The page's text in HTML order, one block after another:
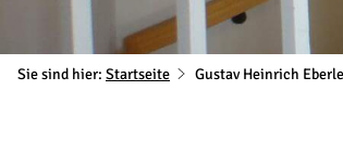
Sie sind hier: Startseite Gustav Heinrich